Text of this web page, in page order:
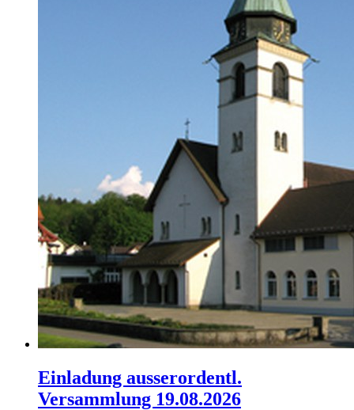
Einladung ausserordentl.
Versammlung 19.08.2026